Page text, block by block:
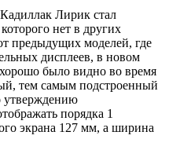
Лирик стал
нет в других
предыдущих моделей, где
дисплеев, в новом
было видно во время
тем самым подстроенный
утверждению
порядка 1
экрана 127 мм, а ширина